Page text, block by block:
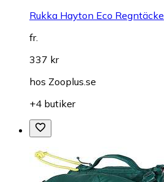
Rukka Hayton Eco Regntäcke
fr.
337 kr
hos Zooplus.se
+4 butiker